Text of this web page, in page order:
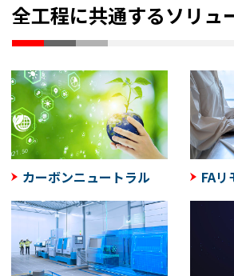
全工程に共通するソリュ
カーボンニュートラル FAリ